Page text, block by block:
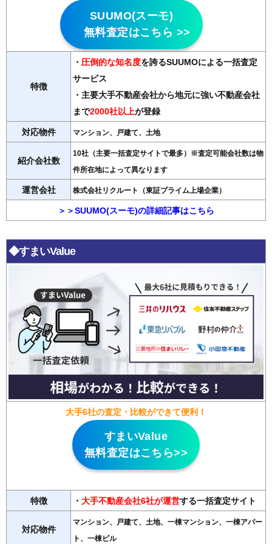
SUUMO(スーモ)
無料査定はこちら >>
特徴
・ 圧倒的な知名度を誇るSUUMOによる一括査定
サービス
・主要大手不動産会社から地元に強い不動産会社
まで2000社以上が登録
対応物件 マンション、戸建て、土地
紹介会社数
10社（主要一括査定サイトで最多）※査定可能会社数は物
件所在地によって異なります
運営会社 株式会社リクルート（東証プライム上場企業）
＞＞SUUMO(スーモ)の詳細記事はこちら
◆すまいValue
大手6社の査定・比較ができて便利！
すまいValue
無料査定はこちら>>
特徴 ・ 大手不動産会社6社が運営する一括査定サイト
対応物件
マンション、戸建て、土地、一棟マンション、一棟アパー
ト、一棟ビル